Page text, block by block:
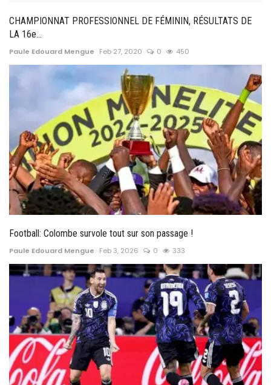
CHAMPIONNAT PROFESSIONNEL DE FÉMININ, RÉSULTATS DE
LA 16e...
Paule Edouard Mengue Feb 27, 2020 0 450
Football: Colombe survole tout sur son passage !
Paule Edouard Mengue Feb 3, 2026 0 333